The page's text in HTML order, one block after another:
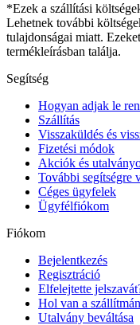
*Ezek a szállítási
Lehetnek további
tulajdonságai miatt.
termékleírásban találja.
Segítség
Hogyan adjak le
Szállítás
Visszaküldés és
Fizetési módok
Akciók és
További segítségre
Céges ügyfelek
Ügyfélfiókom
Fiókom
Bejelentkezés
Regisztráció
Elfelejtette
Hol van a
Utalvány beváltása